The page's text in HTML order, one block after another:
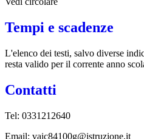
Tempi e scadenze
L'elenco dei testi, salvo diverse
resta valido per il corrente anno
Contatti
Tel: 0331212640
Email: vaic84100g@istruzione.it